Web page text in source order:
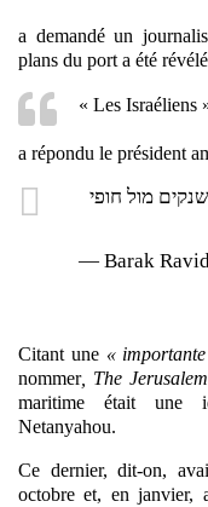
a demandé un
plans du port a été
« Les Israéliens
a répondu le président
מול חופי
— Barak
Citant une«
nommer, The Je
maritime était une
Netanyahou.
Ce dernier, dit-on,
octobre et, en janvier,